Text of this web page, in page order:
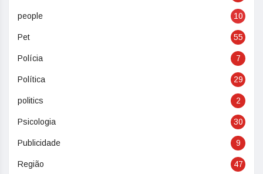
people 10
Pet 55
Polícia 7
Política 29
politics 2
Psicologia 30
Publicidade 9
Região 47